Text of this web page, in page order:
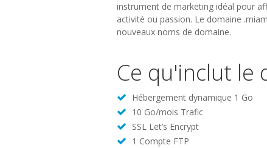
instrument de marketing idéal pour
activité ou passion. Le domaine
nouveaux noms de domaine.
Ce qu'inclut le
Hébergement dynamique 1 Go
10 Go/mois Trafic
SSL Let’s Encrypt
1 Compte FTP